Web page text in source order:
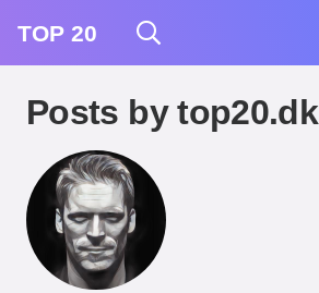
TOP 20
Posts by top20.dk